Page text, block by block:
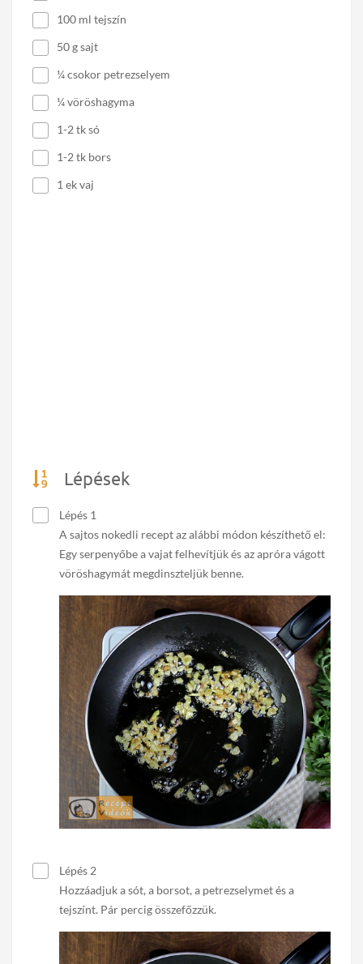
100 ml tejszín
50 g sajt
¼ csokor petrezselyem
¼ vöröshagyma
1-2 tk só
1-2 tk bors
1 ek vaj
Lépések
Lépés 1
A sajtos nokedli recept az alábbi módon készíthető el:
Egy serpenyőbe a vajat felhevítjük és az apróra vágott
vöröshagymát megdinszteljük benne.
Lépés 2
Hozzáadjuk a sót, a borsot, a petrezselymet és a
tejszínt. Pár percig összefőzzük.